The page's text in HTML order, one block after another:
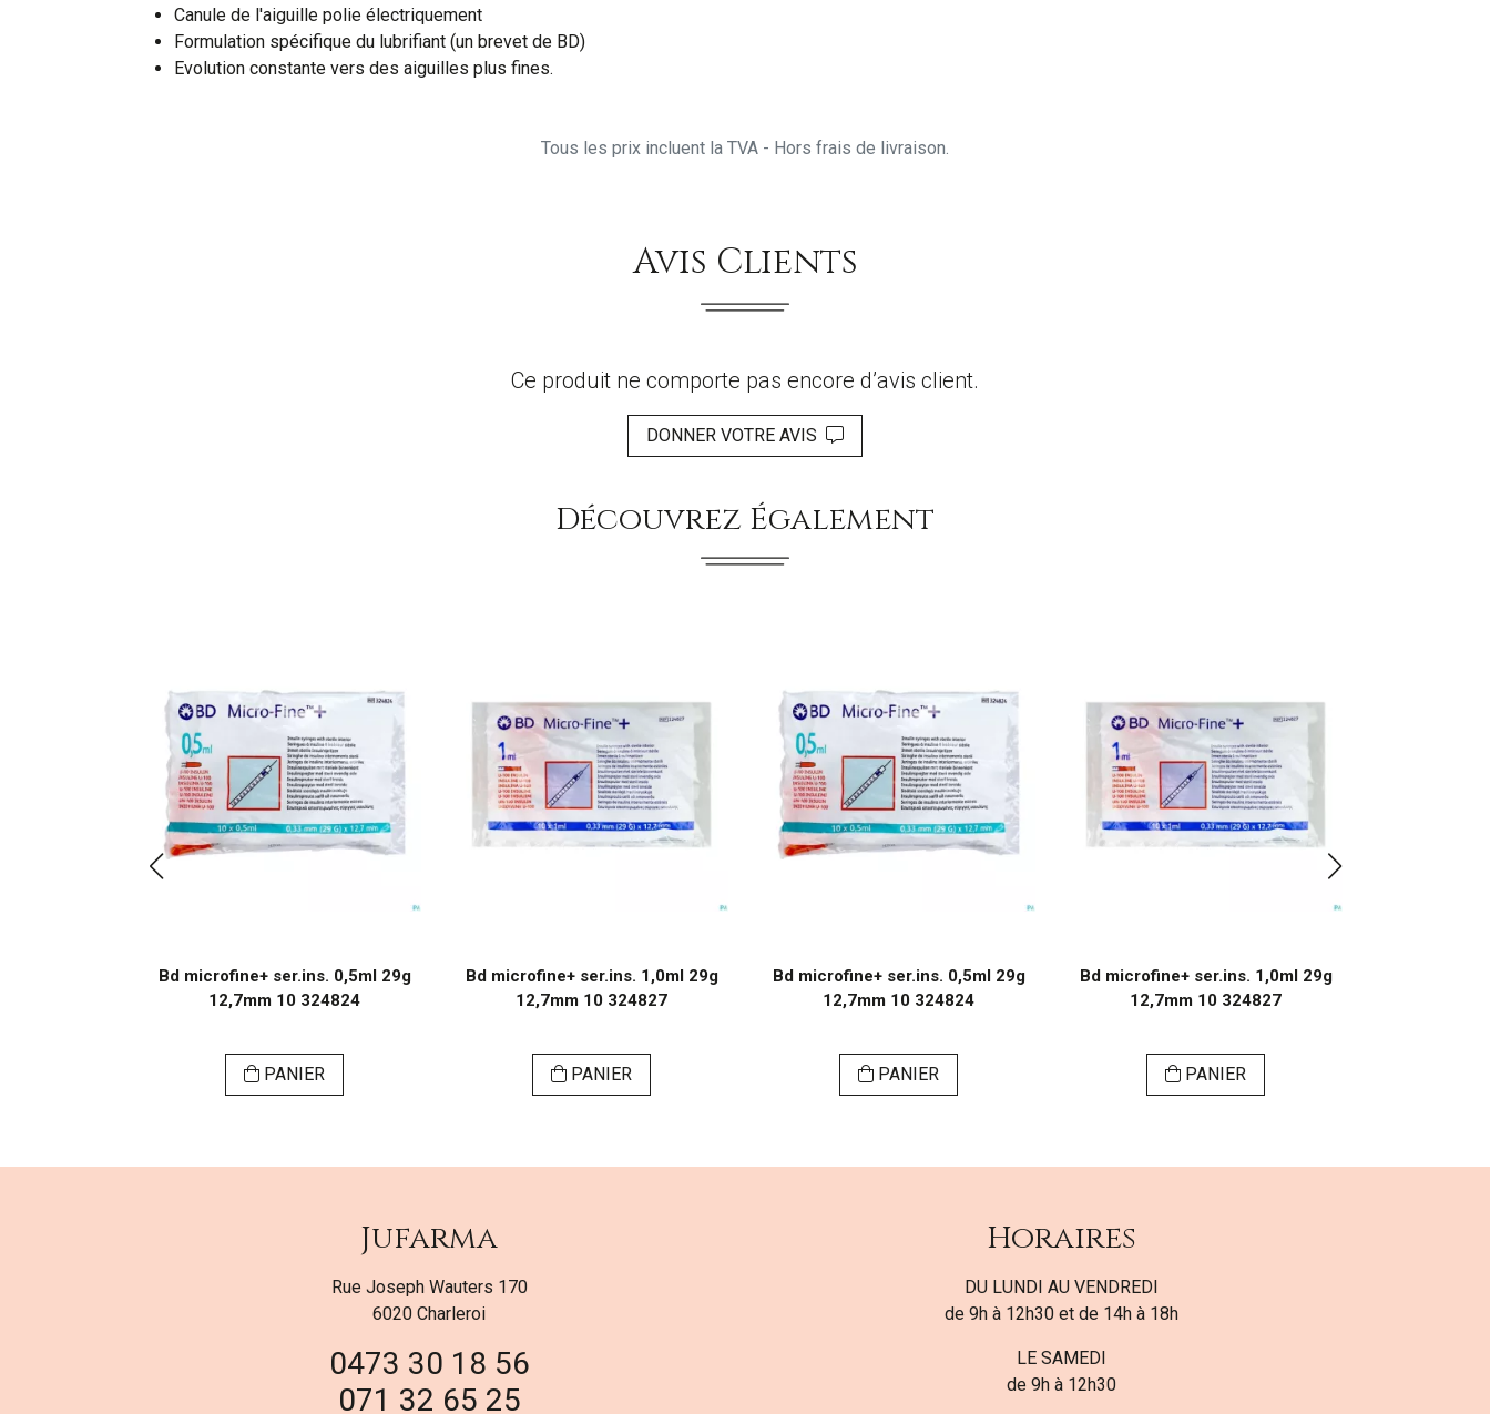
Canule de l'aiguille polie électriquement
Formulation spécifique du lubrifiant (un brevet de BD)
Evolution constante vers des aiguilles plus fines.
Tous les prix incluent la TVA - Hors frais de livraison.
Avis Clients
Ce produit ne comporte pas encore d’avis client.
DONNER VOTRE AVIS
Découvrez Également
Bd microfine+ ser.ins. 0,5ml 29g
12,7mm 10 324824
PANIER
Bd microfine+ ser.ins. 1,0ml 29g
12,7mm 10 324827
PANIER
Bd microfine+ ser.ins. 0,5ml 29g
12,7mm 10 324824
PANIER
Bd microfine+ ser.ins. 1,0ml 29g
12,7mm 10 324827
PANIER
Jufarma
Rue Joseph Wauters 170
6020 Charleroi
0473 30 18 56
071 32 65 25
Horaires
DU LUNDI AU VENDREDI
de 9h à 12h30 et de 14h à 18h
LE SAMEDI
de 9h à 12h30